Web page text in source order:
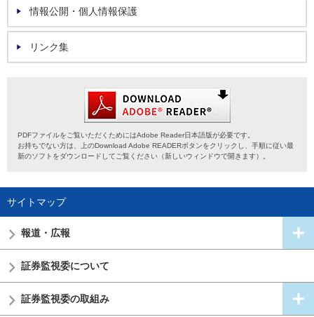
情報公開・個人情報保護
リンク集
PDFファイルをご覧いただくためにはAdobe Reader日本語版が必要です。
お持ちでない方は、上のDownload Adobe READERボタンをクリックし、手順に従い最
新のソフトをダウンロードしてご覧ください（新しいウィンドウで開きます）。
サイトマップ
報道・広報
証券監視委について
証券監視委の取組み